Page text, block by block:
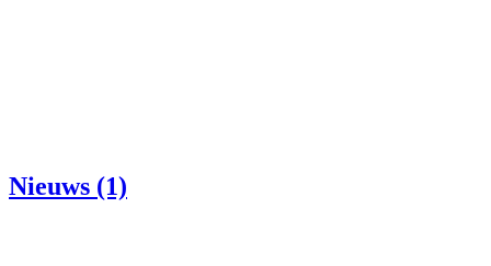
Nieuws (1)